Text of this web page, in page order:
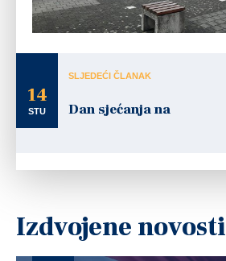
14
STU
SLJEDEĆI ČLANAK
Dan sjećanja na
Izdvojene novosti